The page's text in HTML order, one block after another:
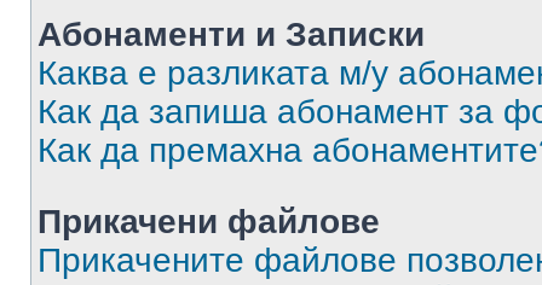
Абонаменти и Записки
Каква е разликата м/у
Как да запиша абонамент за
Как да премахна
Прикачени файлове
Прикачените файлове